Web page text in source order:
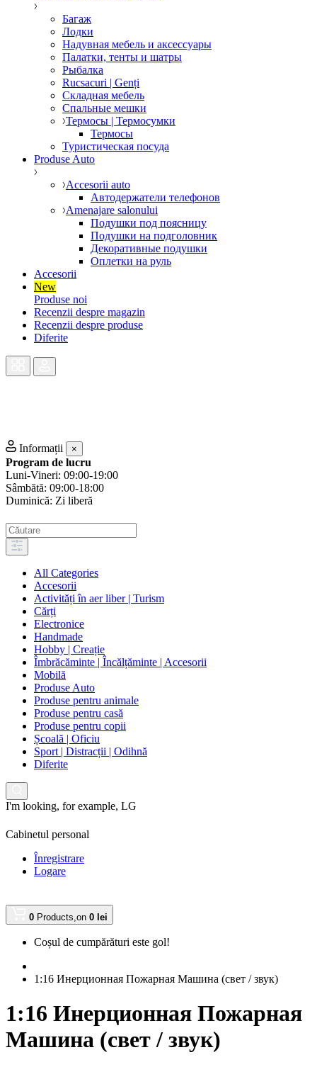
Багаж
Лодки
Надувная мебель и аксессуары
Палатки, тенты и шатры
Рыбалка
Rucsacuri | Genți
Складная мебель
Спальные мешки
Термосы | Термосумки
Термосы
Туристическая посуда
Produse Auto
Accesorii auto
Автодержатели телефонов
Amenajare salonului
Подушки под поясницу
Подушки на подголовник
Декоративные подушки
Оплетки на руль
Accesorii
New
Produse noi
Recenzii despre magazin
Recenzii despre produse
Diferite
Informații ×
Program de lucru
Luni-Vineri: 09:00-19:00
Sâmbătă: 09:00-18:00
Duminică: Zi liberă
All Categories
Accesorii
Activități în aer liber | Turism
Cărți
Electronice
Handmade
Hobby | Creație
Îmbrăcăminte | Încălțăminte | Accesorii
Mobilă
Produse Auto
Produse pentru animale
Produse pentru casă
Produse pentru copii
Școală | Oficiu
Sport | Distracții | Odihnă
Diferite
I'm looking, for example, LG
Cabinetul personal
Înregistrare
Logare
0 Products,on 0 lei
Coșul de cumpărături este gol!
1:16 Инерционная Пожарная Машина (свет / звук)
1:16 Инерционная Пожарная
Машина (свет / звук)